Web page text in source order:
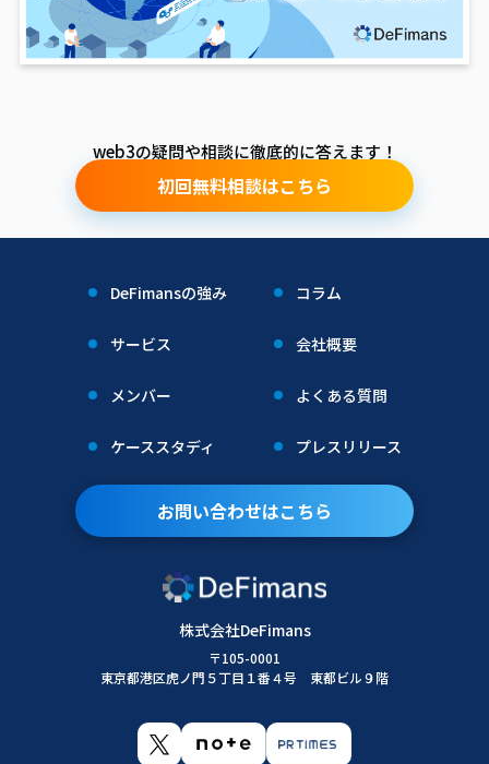
web3の疑問や相談に徹底的に答えます！
初回無料相談はこちら
株式会社DeFimans
〒105-0001
東京都港区虎ノ門５丁目１番４号 東都ビル９階
DeFimansの強み コラム
サービス 会社概要
メンバー よくある質問
ケーススタディ プレスリリース
お問い合わせはこちら